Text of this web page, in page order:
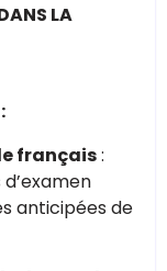
LA
français:
anticipées de